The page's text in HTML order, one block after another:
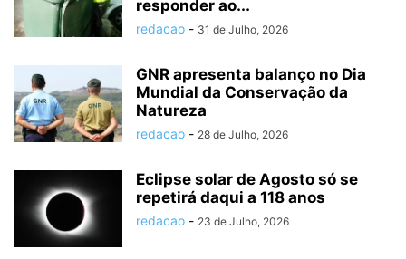
responder ao...
redacao - 31 de Julho, 2026
GNR apresenta balanço no Dia
Mundial da Conservação da
Natureza
redacao - 28 de Julho, 2026
Eclipse solar de Agosto só se
repetirá daqui a 118 anos
redacao - 23 de Julho, 2026